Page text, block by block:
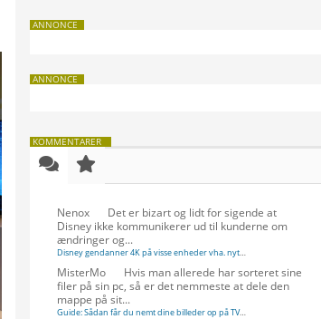
ANNONCE
ANNONCE
KOMMENTARER
Nenox
Det er bizart og lidt for sigende at
Disney ikke kommunikerer ud til kunderne om
ændringer og...
Disney gendanner 4K på visse enheder vha. nyt codec - FlatpanelsDK
MisterMo
Hvis man allerede har sorteret sine
filer på sin pc, så er det nemmeste at dele den
mappe på sit...
Guide: Sådan får du nemt dine billeder op på TV'et - FlatpanelsDK